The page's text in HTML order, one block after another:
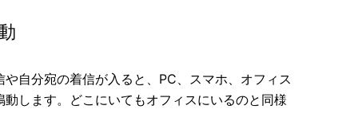
自分宛の着信が入ると、PC、スマホ、オフィス
します。どこにいてもオフィスにいるのと同様